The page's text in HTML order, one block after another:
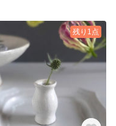
残り1点